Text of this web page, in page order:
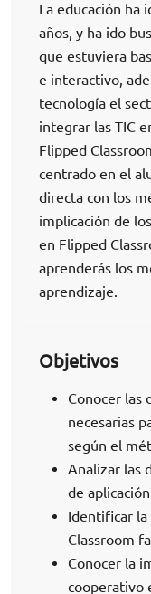
La educación ha
años, y ha ido
que estuviera
e interactivo,
tecnología el
integrar las TIC
Flipped
centrado en el
directa con los
implicación de
en Flipped
aprenderás los
aprendizaje.
Objetivos
Conocer las
necesarias
según el
Analizar las
de
Identificar
Classroom
Conocer la
cooperativo